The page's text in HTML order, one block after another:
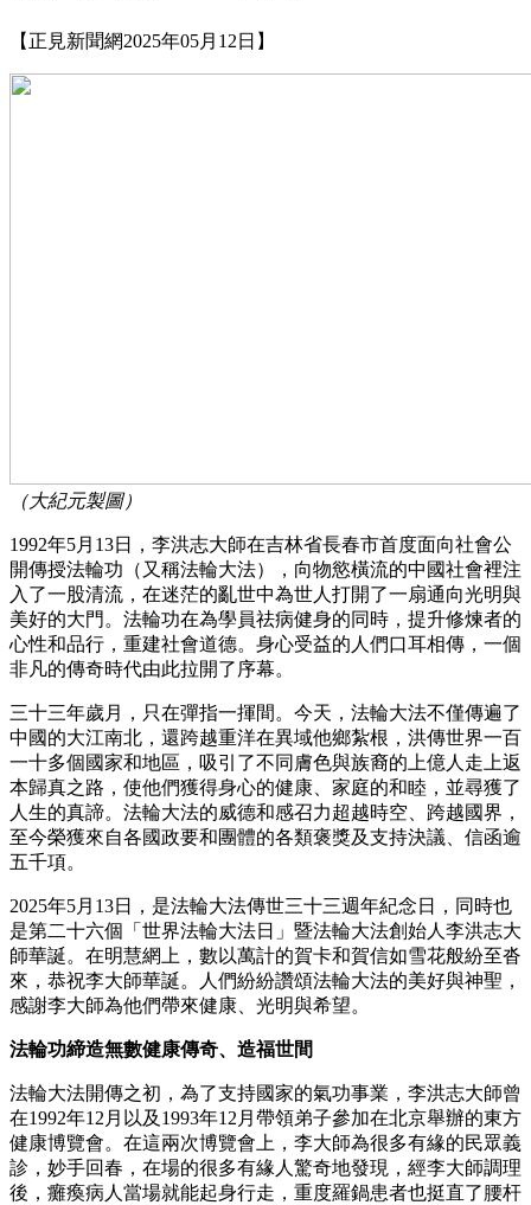
【正見新聞網2025年05月12日】
（大紀元製圖）
1992年5月13日，李洪志大師在吉林省長春市首度面向社會公
開傳授法輪功（又稱法輪大法），向物慾橫流的中國社會裡注
入了一股清流，在迷茫的亂世中為世人打開了一扇通向光明與
美好的大門。法輪功在為學員祛病健身的同時，提升修煉者的
心性和品行，重建社會道德。身心受益的人們口耳相傳，一個
非凡的傳奇時代由此拉開了序幕。
三十三年歲月，只在彈指一揮間。今天，法輪大法不僅傳遍了
中國的大江南北，還跨越重洋在異域他鄉紮根，洪傳世界一百
一十多個國家和地區，吸引了不同膚色與族裔的上億人走上返
本歸真之路，使他們獲得身心的健康、家庭的和睦，並尋獲了
人生的真諦。法輪大法的威德和感召力超越時空、跨越國界，
至今榮獲來自各國政要和團體的各類褒獎及支持決議、信函逾
五千項。
2025年5月13日，是法輪大法傳世三十三週年紀念日，同時也
是第二十六個「世界法輪大法日」暨法輪大法創始人李洪志大
師華誕。在明慧網上，數以萬計的賀卡和賀信如雪花般紛至沓
來，恭祝李大師華誕。人們紛紛讚頌法輪大法的美好與神聖，
感謝李大師為他們帶來健康、光明與希望。
法輪功締造無數健康傳奇、造福世間
法輪大法開傳之初，為了支持國家的氣功事業，李洪志大師曾
在1992年12月以及1993年12月帶領弟子參加在北京舉辦的東方
健康博覽會。在這兩次博覽會上，李大師為很多有緣的民眾義
診，妙手回春，在場的很多有緣人驚奇地發現，經李大師調理
後，癱瘓病人當場就能起身行走，重度羅鍋患者也挺直了腰杆